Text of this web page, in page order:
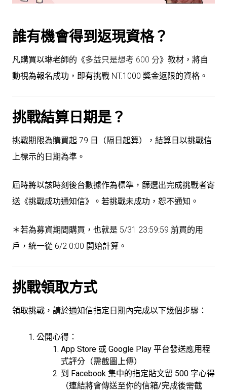
誰有機會得到返現資格？
凡購買以琳老師的《多益只是想考 600 分》教材，將自
動視為報名成功 ，即有挑戰 NT.1000 獎金返限的資格。
挑戰結算日期是？
挑戰期限為購買起 79 日（隔日起算），結算日以挑戰信
上標示的日期為準。
屆時將以該時刻後台數據作為標準，篩選出完成挑戰者寄
送《挑戰成功通知信》。若挑戰未成功，恕不通知。
＊若為募資期間購買，也就是 5/31 23:59:59 前買的用
戶，統一從 6/2 0:00 開始計算。
挑戰領取方式
領取挑戰，請於通知信指定日期內完成以下幾個步驟：
公開心得：
App Store 或 Google Play 平台發送應用程
式評分（需截圖上傳）
到 Facebook 集中的指定貼文留 500 字心得
（連結將會傳送至你的信箱/完成後需截